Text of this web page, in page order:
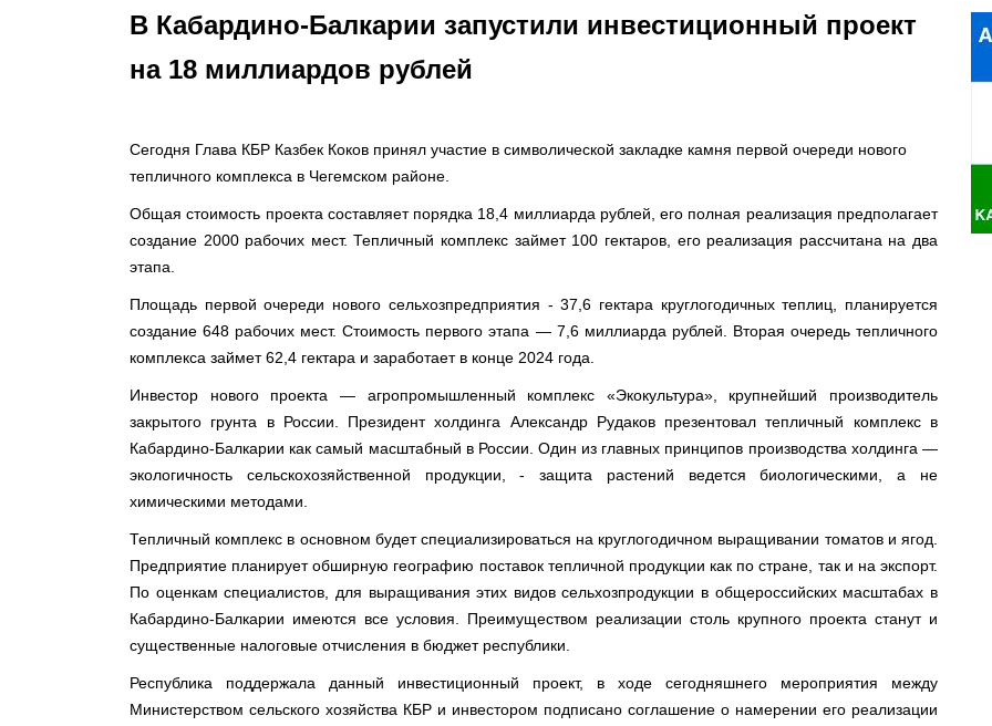
В Кабардино-Балкарии запустили инвестиционный проект
на 18 миллиардов рублей
Сегодня Глава КБР Казбек Коков принял участие в символической закладке камня первой очереди нового
тепличного комплекса в Чегемском районе.
Общая стоимость проекта составляет порядка 18,4 миллиарда рублей, его полная реализация предполагает
создание 2000 рабочих мест. Тепличный комплекс займет 100 гектаров, его реализация рассчитана на два
этапа.
Площадь первой очереди нового сельхозпредприятия - 37,6 гектара круглогодичных теплиц, планируется
создание 648 рабочих мест. Стоимость первого этапа — 7,6 миллиарда рублей. Вторая очередь тепличного
комплекса займет 62,4 гектара и заработает в конце 2024 года.
Инвестор нового проекта — агропромышленный комплекс «Экокультура», крупнейший производитель
закрытого грунта в России. Президент холдинга Александр Рудаков презентовал тепличный комплекс в
Кабардино-Балкарии как самый масштабный в России. Один из главных принципов производства холдинга —
экологичность сельскохозяйственной продукции, - защита растений ведется биологическими, а не
химическими методами.
Тепличный комплекс в основном будет специализироваться на круглогодичном выращивании томатов и ягод.
Предприятие планирует обширную географию поставок тепличной продукции как по стране, так и на экспорт.
По оценкам специалистов, для выращивания этих видов сельхозпродукции в общероссийских масштабах в
Кабардино-Балкарии имеются все условия. Преимуществом реализации столь крупного проекта станут и
существенные налоговые отчисления в бюджет республики.
Республика поддержала данный инвестиционный проект, в ходе сегодняшнего мероприятия между
Министерством сельского хозяйства КБР и инвестором подписано соглашение о намерении его реализации